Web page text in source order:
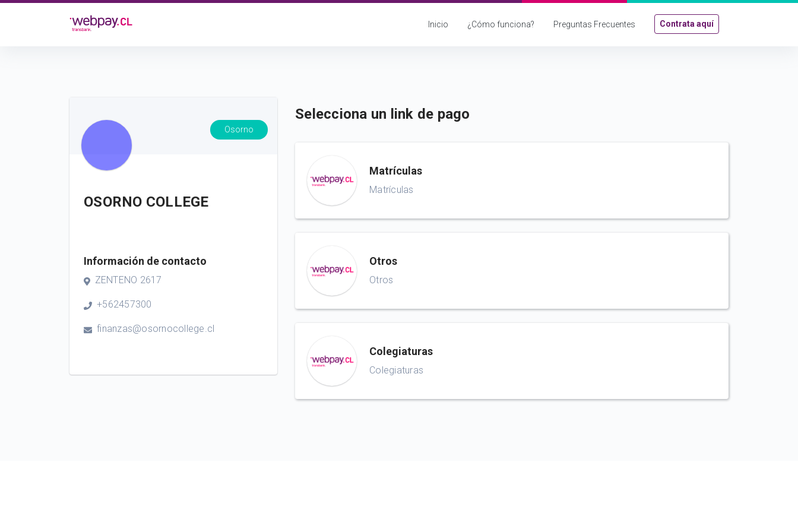
Inicio ¿Cómo funciona? Preguntas Frecuentes Contrata aquí
Osorno
OSORNO COLLEGE
Información de contacto
ZENTENO 2617
+562457300
finanzas@osornocollege.cl
Selecciona un link de pago
Matrículas
Matrículas
Otros
Otros
Colegiaturas
Colegiaturas